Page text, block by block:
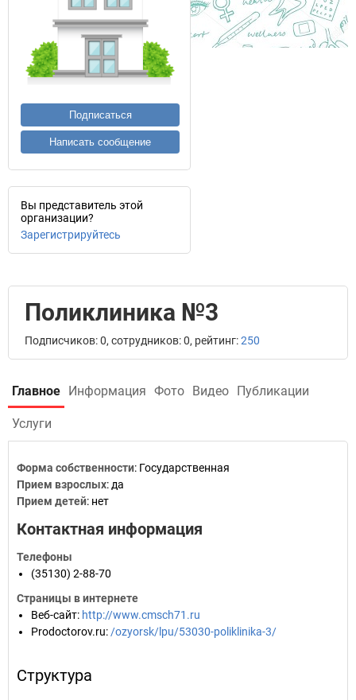
Подписаться
Написать сообщение
Вы представитель этой
организации?
Зарегистрируйтесь
Поликлиника №3
Подписчиков: 0, сотрудников: 0, рейтинг:250
Главное Информация Фото Видео Публикации
Услуги
Форма собственности: Государственная
Прием взрослых: да
Прием детей: нет
Контактная информация
Телефоны
(35130) 2-88-70
Страницы в интернете
Веб-сайт: http://www.cmsch71.ru
Prodoctorov.ru: /ozyorsk/lpu/53030-poliklinika-3/
Структура